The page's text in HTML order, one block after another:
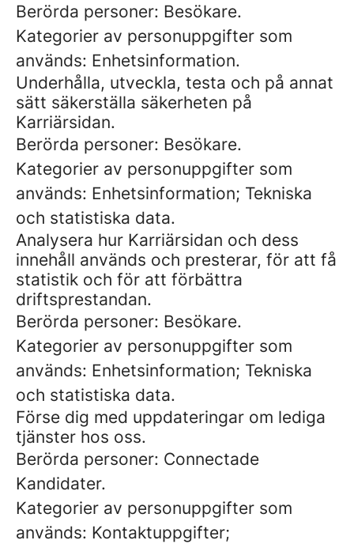
Berörda personer: Besökare.
Kategorier av personuppgifter som
används: Enhetsinformation.
Underhålla, utveckla, testa och på annat
sätt säkerställa säkerheten på
Karriärsidan.
Berörda personer: Besökare.
Kategorier av personuppgifter som
används: Enhetsinformation; Tekniska
och statistiska data.
Analysera hur Karriärsidan och dess
innehåll används och presterar, för att få
statistik och för att förbättra
driftsprestandan.
Berörda personer: Besökare.
Kategorier av personuppgifter som
används: Enhetsinformation; Tekniska
och statistiska data.
Förse dig med uppdateringar om lediga
tjänster hos oss.
Berörda personer: Connectade
Kandidater.
Kategorier av personuppgifter som
används: Kontaktuppgifter;